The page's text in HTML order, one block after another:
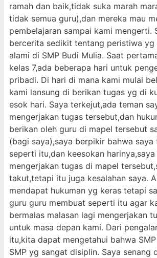
ramah dan baik,tidak suka marah
tidak semua guru),dan mereka mau
pembelajaran sampai kami mengerti.
bercerita sedikit tentang peristiwa yg
alami di SMP Budi Mulia. Saat
kelas 7,ada beberapa hari untuk
pribadi. Di hari di mana kami mulai
kami lansung di berikan tugas yg di
esok hari. Saya terkejut,ada teman
mengerjakan tugas tersebut,dan
berikan oleh guru di mapel tersebut
(bagi saya),saya berpikir bahwa
seperti itu,dan keesokan harinya,saya
mengerjakan tugas di mapel
takut,tetapi itu juga kesalahan saya.
mendapat hukuman yg keras tetapi
guru guru membuat seperti itu agar
bermalas malasan lagi mengerjakan
untuk masa depan kami. Dari
itu,kita dapat mengetahui bahwa
SMP yg sangat disiplin. Saya senang